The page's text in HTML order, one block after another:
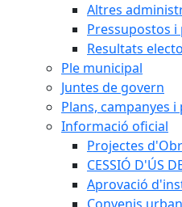
Altres
Pressupostos i
Resultats
Ple municipal
Juntes de govern
Plans, campanyes
Informació oficial
Projectes
CESSIÓ D'ÚS
Aprovació